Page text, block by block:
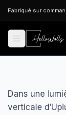
Aller au contenu
Fabriqué sur
Dans une
verticale